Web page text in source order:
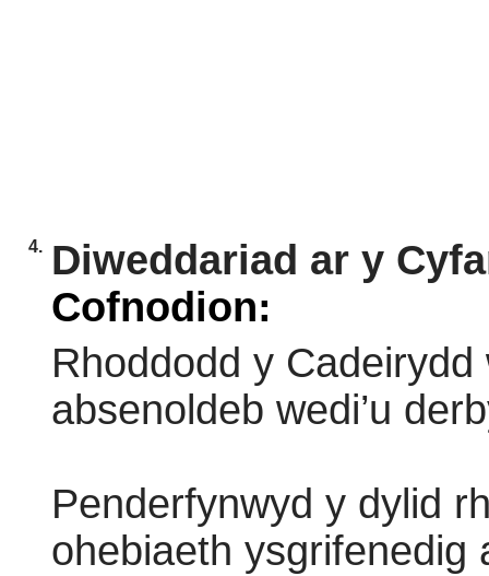
4.
Diweddariad ar y
Cofnodion:
Rhoddodd y
absenoldeb wedi’u
Penderfynwyd y dylid
ohebiaeth ysgrifenedig